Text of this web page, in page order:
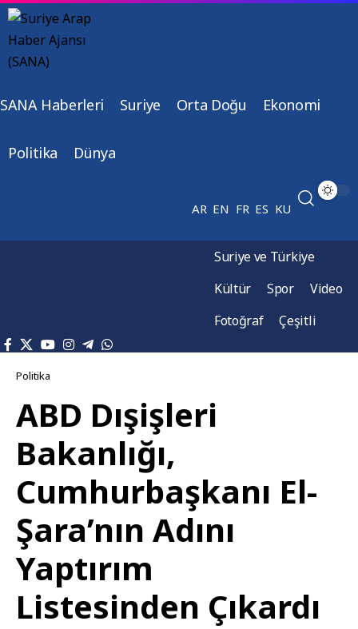
SANA Haberleri Suriye Orta Doğu Ekonomi
Politika Dünya
AR EN FR ES KU
Suriye ve Türkiye
Kültür
Spor
Video
Fotoğraf
Çeşitli
Politika
ABD Dışişleri
Bakanlığı,
Cumhurbaşkanı El-
Şara’nın Adını
Yaptırım
Listesinden Çıkardı